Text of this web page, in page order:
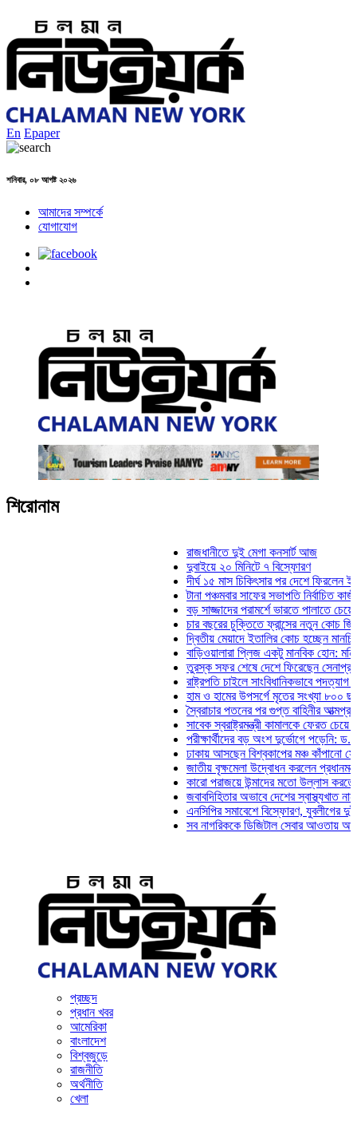
En Epaper
শনিবার, ০৮ আগষ্ট ২০২৬
আমাদের সম্পর্কে
যোগাযোগ
শিরোনাম
রাজধানীতে দুই মেগা কনসার্ট আজ
দুবাইয়ে ২০ মিনিটে ৭ বিস্ফোরণ
দীর্ঘ ১৫ মাস চিকিৎসার পর দেশে ফিরলেন ইলিয়াস
টানা পঞ্চমবার সাফের সভাপতি নির্বাচিত কাজী
বড় সাজ্জাদের পরামর্শে ভারতে পালাতে চেয়েছিলেন
চার বছরের চুক্তিতে ফ্রান্সের নতুন কোচ জিদান
দ্বিতীয় মেয়াদে ইতালির কোচ হচ্ছেন মানচিনি
বাড়িওয়ালারা প্লিজ একটু মানবিক হোন: মনিরা মিঠু
তুরস্ক সফর শেষে দেশে ফিরেছেন সেনাপ্রধান
রাষ্ট্রপতি চাইলে সাংবিধানিকভাবে পদত্যাগ করতে
হাম ও হামের উপসর্গে মৃতের সংখ্যা ৮০০ ছাড়াল
স্বৈরাচার পতনের পর গুপ্ত বাহিনীর আত্মপ্রকাশ:
সাবেক স্বরাষ্ট্রমন্ত্রী কামালকে ফেরত চেয়ে দিল্লিকে
পরীক্ষার্থীদের বড় অংশ দুর্ভোগে পড়েনি: ড. মাহ্‌দী
ঢাকায় আসছেন বিশ্বকাপের মঞ্চ কাঁপানো সেই সঞ্জয়
জাতীয় বৃক্ষমেলা উদ্বোধন করলেন প্রধানমন্ত্রী
কারো পরাজয়ে উন্মাদের মতো উল্লাস করতে হয় না:
জবাবদিহিতার অভাবে দেশের স্বাস্থ্যখাত নানা
এনসিপির সমাবেশে বিস্ফোরণ, যুবলীগের দুই
সব নাগরিককে ডিজিটাল সেবার আওতায় আনতে হবে:
প্রচ্ছদ
প্রধান খবর
আমেরিকা
বাংলাদেশ
বিশ্বজুড়ে
রাজনীতি
অর্থনীতি
খেলা